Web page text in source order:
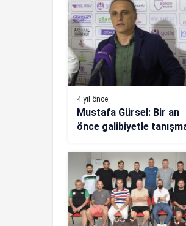
4 yıl önce
Mustafa Gürsel: Bir an
önce galibiyetle